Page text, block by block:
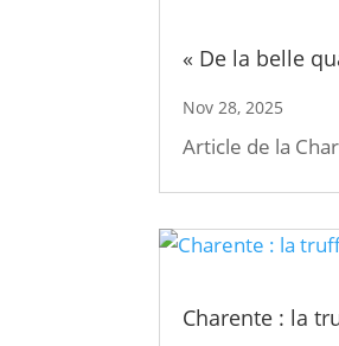
« De la belle
Nov 28, 2025
Article de la
Charente : la